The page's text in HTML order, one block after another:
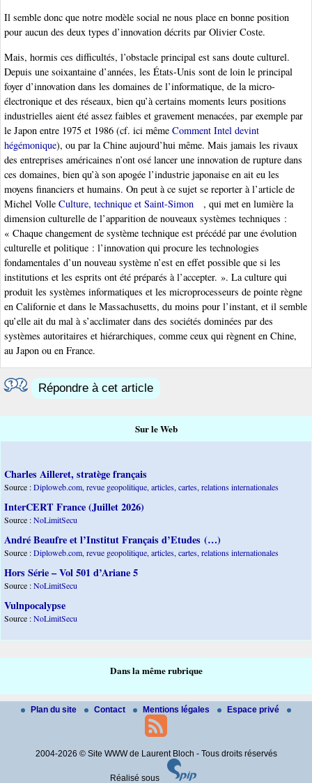
Il semble donc que notre modèle social ne nous place en bonne position
pour aucun des deux types d’innovation décrits par Olivier Coste.
Mais, hormis ces difficultés, l’obstacle principal est sans doute culturel.
Depuis une soixantaine d’années, les États-Unis sont de loin le principal
foyer d’innovation dans les domaines de l’informatique, de la micro-
électronique et des réseaux, bien qu’à certains moments leurs positions
industrielles aient été assez faibles et gravement menacées, par exemple par
le Japon entre 1975 et 1986 (cf. ici même Comment Intel devint
hégémonique), ou par la Chine aujourd’hui même. Mais jamais les rivaux
des entreprises américaines n’ont osé lancer une innovation de rupture dans
ces domaines, bien qu’à son apogée l’industrie japonaise en ait eu les
moyens financiers et humains. On peut à ce sujet se reporter à l’article de
Michel Volle Culture, technique et Saint-Simon
, qui met en lumière la
dimension culturelle de l’apparition de nouveaux systèmes techniques :
« Chaque changement de système technique est précédé par une évolution
culturelle et politique : l’innovation qui procure les technologies
fondamentales d’un nouveau système n’est en effet possible que si les
institutions et les esprits ont été préparés à l’accepter. ». La culture qui
produit les systèmes informatiques et les microprocesseurs de pointe règne
en Californie et dans le Massachusetts, du moins pour l’instant, et il semble
qu’elle ait du mal à s’acclimater dans des sociétés dominées par des
systèmes autoritaires et hiérarchiques, comme ceux qui règnent en Chine,
au Japon ou en France.
Répondre à cet article
Sur le Web
Charles Ailleret, stratège français
Source :Diploweb.com, revue geopolitique, articles, cartes, relations internationales
InterCERT France (Juillet 2026)
Source :NoLimitSecu
André Beaufre et l’Institut Français d’Etudes (…)
Source :Diploweb.com, revue geopolitique, articles, cartes, relations internationales
Hors Série – Vol 501 d’Ariane 5
Source :NoLimitSecu
Vulnpocalypse
Source :NoLimitSecu
Dans la même rubrique
Plan du site Contact Mentions légales Espace privé
2004-2026 © Site WWW de Laurent Bloch - Tous droits réservés
Réalisé sous